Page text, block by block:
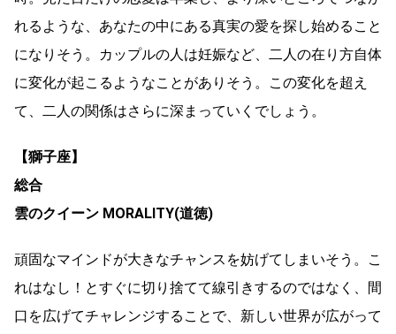
れるような、あなたの中にある真実の愛を探し始めること
になりそう。カップルの人は妊娠など、二人の在り方自体
に変化が起こるようなことがありそう。この変化を超え
て、二人の関係はさらに深まっていくでしょう。
【獅子座】
総合
雲のクイーン MORALITY(道徳)
頑固なマインドが大きなチャンスを妨げてしまいそう。こ
れはなし！とすぐに切り捨てて線引きするのではなく、間
口を広げてチャレンジすることで、新しい世界が広がって